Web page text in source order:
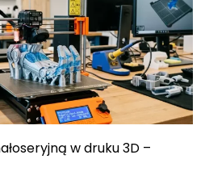
w druku 3D –